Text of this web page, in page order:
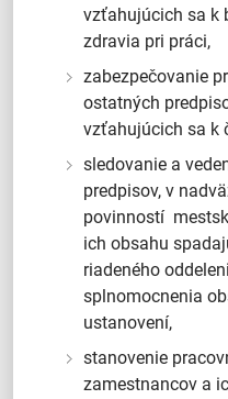
vzťahujúcich sa k
zdravia pri práci,
zabezpečovanie
ostatných
vzťahujúcich sa k
sledovanie a
predpisov, v
povinností
ich obsahu
riadeného
splnomocnenia
ustanovení,
stanovenie
zamestnancov a